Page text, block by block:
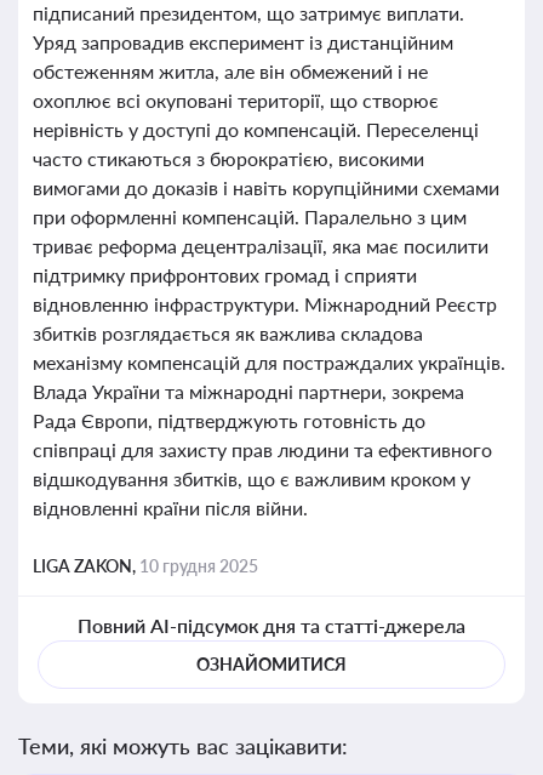
підписаний президентом, що затримує виплати.
Уряд запровадив експеримент із дистанційним
обстеженням житла, але він обмежений і не
охоплює всі окуповані території, що створює
нерівність у доступі до компенсацій. Переселенці
часто стикаються з бюрократією, високими
вимогами до доказів і навіть корупційними схемами
при оформленні компенсацій. Паралельно з цим
триває реформа децентралізації, яка має посилити
підтримку прифронтових громад і сприяти
відновленню інфраструктури. Міжнародний Реєстр
збитків розглядається як важлива складова
механізму компенсацій для постраждалих українців.
Влада України та міжнародні партнери, зокрема
Рада Європи, підтверджують готовність до
співпраці для захисту прав людини та ефективного
відшкодування збитків, що є важливим кроком у
відновленні країни після війни.
LIGA ZAKON, 10 грудня 2025
Повний AI-підсумок дня та статті-джерела
ОЗНАЙОМИТИСЯ
Теми, які можуть вас зацікавити: